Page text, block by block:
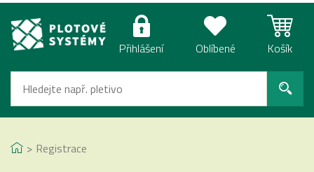
Přihlášení Oblíbené Košík
Registrace